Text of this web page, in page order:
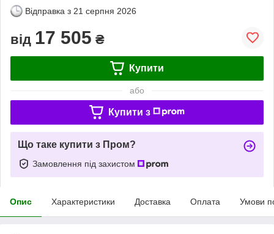
Відправка з 21 серпня 2026
від 17 505 ₴
Купити
або
Купити з
Що таке купити з Пром?
Замовлення під захистом
Опис Характеристики Доставка Оплата Умови